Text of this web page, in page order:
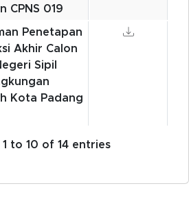
CPNS 019
Penetapan
Akhir Calon
Sipil
Kota Padang
to 10 of 14 entries